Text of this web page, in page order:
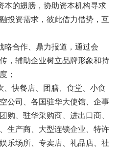
的翅膀，协助资本机构寻求
投资需求，彼此借力借势，互
合作、鼎力报道，通过会
，辅助企业树立品牌形象和持
；
快餐店、团膳、食堂、小食
公司、各国驻华大使馆、企事
购、驻华采购商、进出口商、
生产商、大型连锁企业、特许
乐场所、专卖店、礼品店、社